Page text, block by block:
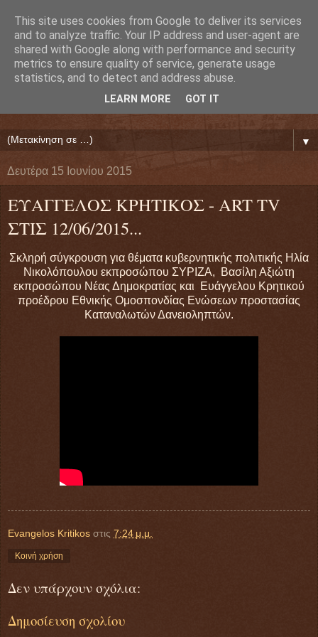
Ευάγγελος Κρητικός
ΠΡΟΕΔΡΟΣ ΕΘΝΙΚΗΣ ΟΜΟΣΠΟΝΔΙΑΣ ΔΑΝΕΙΟΛΗΠΤΩΝ
▼
Δευτέρα 15 Ιουνίου 2015
ΕΥΑΓΓΕΛΟΣ ΚΡΗΤΙΚΟΣ - ART TV
ΣΤΙΣ 12/06/2015...
Σκληρή σύγκρουση για θέματα κυβερνητικής πολιτικής Ηλία
Νικολόπουλου εκπροσώπου ΣΥΡΙΖΑ, Βασίλη Αξιώτη
εκπροσώπου Νέας Δημοκρατίας και Ευάγγελου Κρητικού
προέδρου Εθνικής Ομοσπονδίας Ενώσεων προστασίας
Καταναλωτών Δανειοληπτών.
Evangelos Kritikos στις 7:24 μ.μ.
Κοινή χρήση
Δεν υπάρχουν σχόλια:
Δημοσίευση σχολίου
This site uses cookies from Google to deliver its services
and to analyze traffic. Your IP address and user-agent are
shared with Google along with performance and security
metrics to ensure quality of service, generate usage
statistics, and to detect and address abuse.
LEARN MORE GOT IT